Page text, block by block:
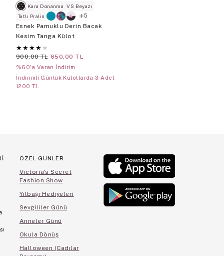
Kara Donanma
VS Beyazı
Tatlı Pralin
5
Esnek Pamuklu Derin Bacak
Kesim Tanga Külot
★ ★ ★ ★ ★
900,00 TL 650,00 TL
%60'a Varan İndirim
İndirimli Günlük Külotlarda 3 Adet
1200 TL
ÖZEL GÜNLER
Victoria's Secret
Fashion Show
Yılbaşı Hediyeleri
Sevgililer Günü
Anneler Günü
Okula Dönüş
Halloween (Cadılar